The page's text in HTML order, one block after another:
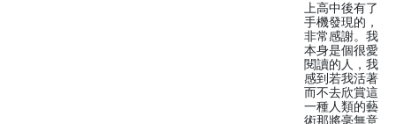
上高中後有了
手機發現的，
非常感謝。我
本身是個很愛
閱讀的人，我
感到若我活著
而不去欣賞這
一種人類的藝
術那將毫無意